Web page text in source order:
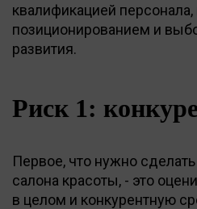
квалификацией
позиционированием и
развития.
Риск 1:
Первое, что нужно
салона красоты, - это
в целом и конкурентную